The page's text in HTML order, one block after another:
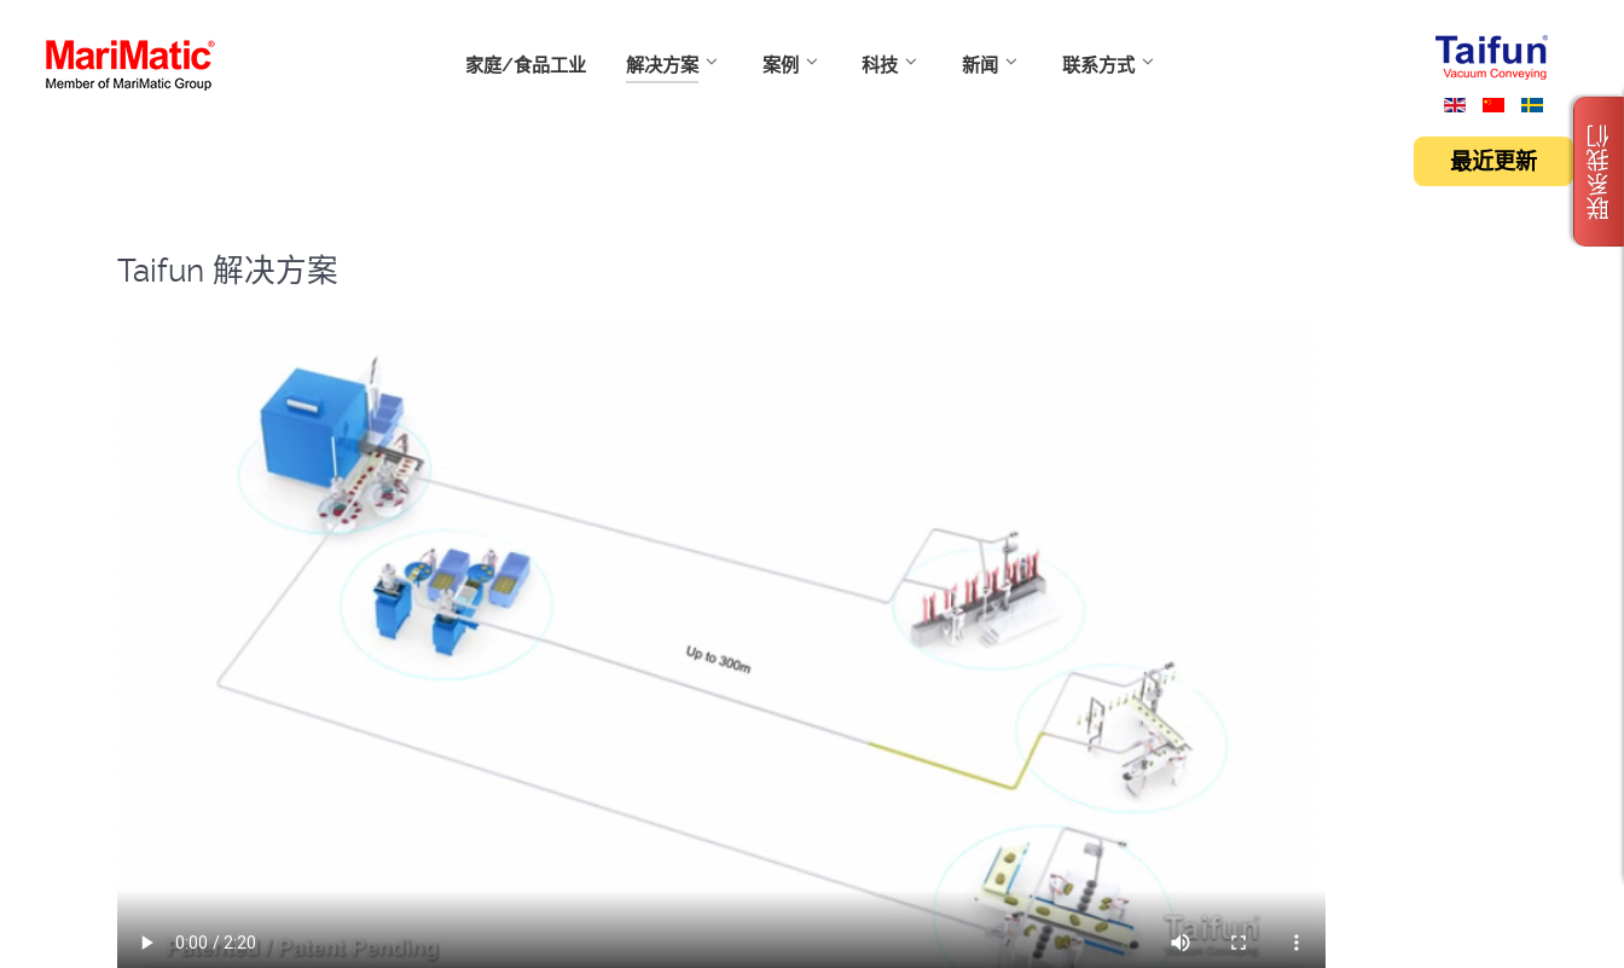
家庭/食品工业 解决方案 案例 科技 新闻 联系方式
最近更新
Taifun 解决方案
联系我们